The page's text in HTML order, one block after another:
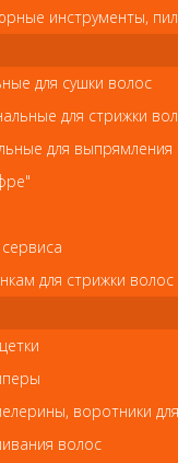
c 10:00 - 22:00
все виды стрижек,
SEBASTIAN,
гель-лак, дизайн
Рай»
к продаже:
педикюра,
косметика,
инструменты для
инструменты,
для сушки волос
для стрижки
для выпрямления
для стрижки волос
воротники
волос